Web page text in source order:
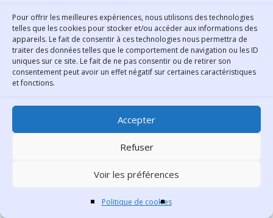
Pour offrir les meilleures expériences, nous utilisons des technologies
telles que les cookies pour stocker et/ou accéder aux informations des
appareils. Le fait de consentir à ces technologies nous permettra de
traiter des données telles que le comportement de navigation ou les ID
uniques sur ce site. Le fait de ne pas consentir ou de retirer son
consentement peut avoir un effet négatif sur certaines caractéristiques
et fonctions.
Accepter
Refuser
Voir les préférences
Politique de cookies
« Google, a un intérêt : qu’on passe devant
des pubs. Voilà, c’est ça son modèle
économique : c’est d’exposer les utilisateurs
à la publicité. Il est financé par les
chez lui. Ce sont donc deux logiques, deux
objectifs strictement différents. Le pouvoir, à
la fin, est acquis à celui dont on utilise
Google qui a gagné sur cette question-là,
tous les téléphones, tandis que Toodego